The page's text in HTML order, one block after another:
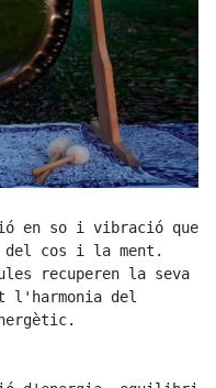
en so i vibració que
cos i la ment.
recuperen la seva
l'harmonia del